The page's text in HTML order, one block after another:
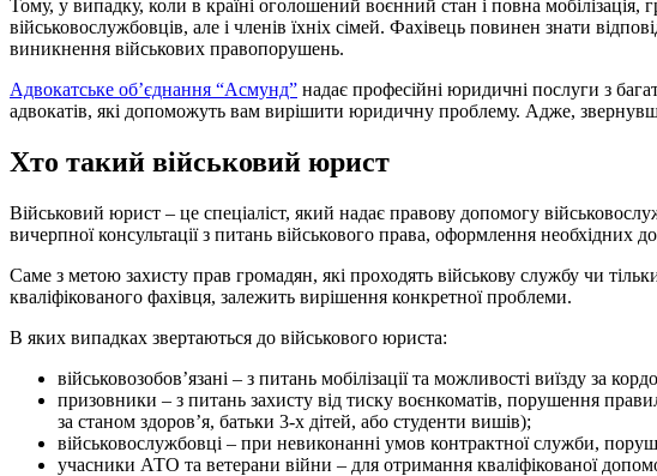
Тому, у випадку, коли в країні оголошений воєнний стан і повна мобілізація,
військовослужбовців, але і членів їхніх сімей. Фахівець повинен знати
виникнення військових правопорушень.
Адвокатське об’єднання “Асмунд” надає професійні юридичні послуги з
адвокатів, які допоможуть вам вирішити юридичну проблему. Адже,
Хто такий військовий юрист
Військовий юрист – це спеціаліст, який надає правову допомогу
вичерпної консультації з питань військового права, оформлення необхідних
Саме з метою захисту прав громадян, які проходять військову службу чи
кваліфікованого фахівця, залежить вирішення конкретної проблеми.
В яких випадках звертаються до військового юриста:
військовозобов’язані – з питань мобілізації та можливості виїзду за
призовники – з питань захисту від тиску воєнкоматів, порушення
за станом здоров’я, батьки 3-х дітей, або студенти вишів);
військовослужбовці – при невиконанні умов контрактної служби,
учасники АТО та ветерани війни – для отримання кваліфікованої